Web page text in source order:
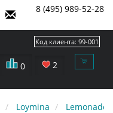
8 (495) 989-52-28
0 2
Код клиента: 99-001
Loymina